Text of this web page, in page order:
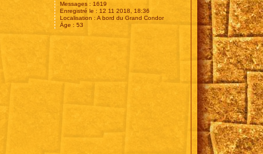
Messages : 1619
Enregistré le : 12 11 2018, 18:36
Localisation : A bord du Grand Condor
Âge : 53